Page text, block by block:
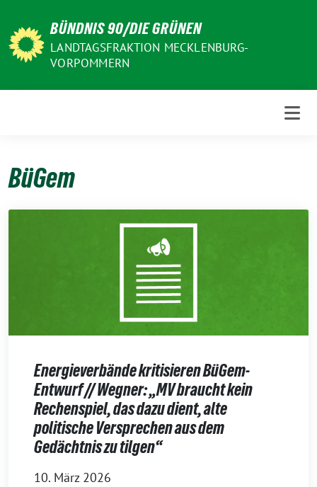
zum
Inhalt
BÜNDNIS 90/DIE GRÜNEN
LANDTAGSFRAKTION MECKLENBURG-
VORPOMMERN
BüGem
Energieverbände kritisieren BüGem-
Entwurf // Wegner: „MV braucht kein
Rechenspiel, das dazu dient, alte
politische Versprechen aus dem
Gedächtnis zu tilgen“
10. März 2026